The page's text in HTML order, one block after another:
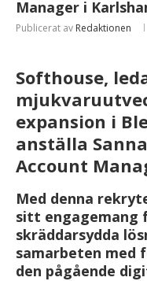
Manager i
Publicerat av Redaktionen
Softhouse,
expansion i
anställa
Account
Med denna
sitt engagemang
skräddarsydda
samarbeten med
den pågående